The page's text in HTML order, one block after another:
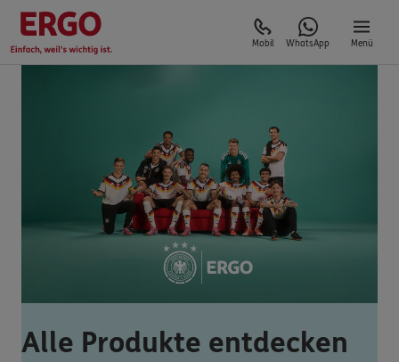
Mobil WhatsApp Menü
Alle Produkte entdecken